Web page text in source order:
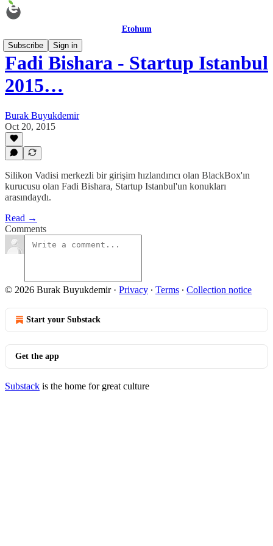
Etohum
Subscribe
Sign in
Fadi Bishara - Startup Istanbul
2015…
Burak Buyukdemir
Oct 20, 2015
Silikon Vadisi merkezli bir girişim hızlandırıcı olan BlackBox'ın
kurucusu olan Fadi Bishara, Startup Istanbul'un konukları
arasındaydı.
Read →
Comments
© 2026 Burak Buyukdemir· Privacy ∙ Terms ∙ Collection notice
Start your Substack
Get the app
Substack is the home for great culture